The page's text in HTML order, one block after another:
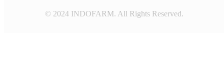
© 2024 INDOFARM. All Rights Reserved.